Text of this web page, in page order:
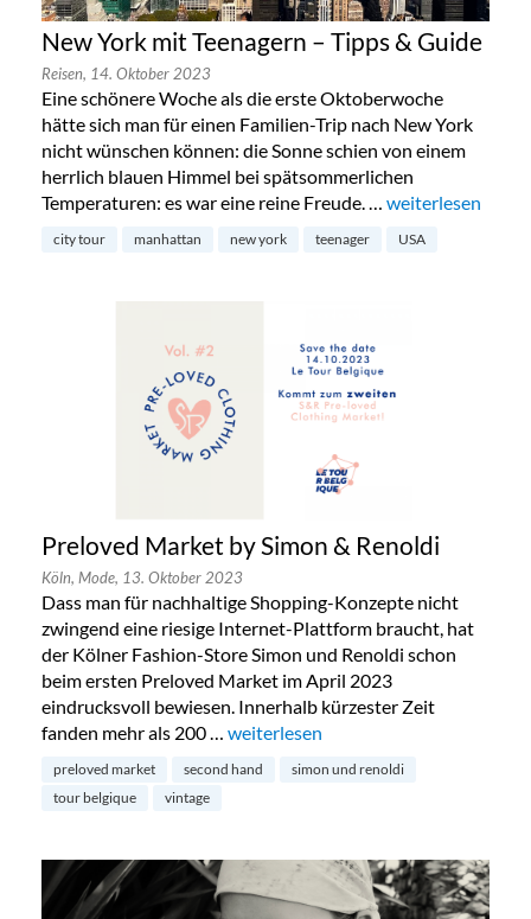
New York mit Teenagern – Tipps & Guide
Reisen, 14. Oktober 2023
Eine schönere Woche als die erste Oktoberwoche
hätte sich man für einen Familien-Trip nach New York
nicht wünschen können: die Sonne schien von einem
herrlich blauen Himmel bei spätsommerlichen
Temperaturen: es war eine reine Freude. … „New York mit
weiterlesen
city tour manhattan new york teenager USA
Preloved Market by Simon & Renoldi
Köln, Mode, 13. Oktober 2023
Dass man für nachhaltige Shopping-Konzepte nicht
zwingend eine riesige Internet-Plattform braucht, hat
der Kölner Fashion-Store Simon und Renoldi schon
beim ersten Preloved Market im April 2023
eindrucksvoll bewiesen. Innerhalb kürzester Zeit
fanden mehr als 200 … „Preloved Market by Simon &
weiterlesen
preloved market second hand
simon und renoldi
tour belgique
vintage